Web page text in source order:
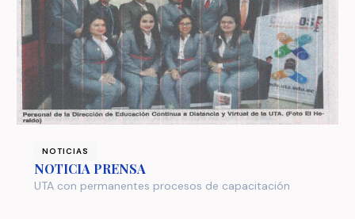
NOTICIAS
NOTICIA PRENSA
UTA con permanentes procesos de capacitación